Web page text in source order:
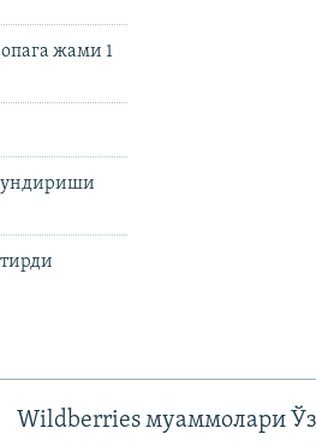
жами 1
ундириши
Wildberries муаммолари